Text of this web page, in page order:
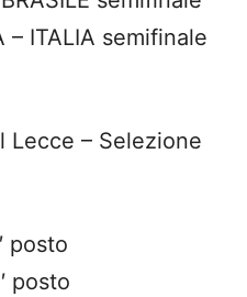
– ITALIA semifinale
Lecce – Selezione
posto
posto